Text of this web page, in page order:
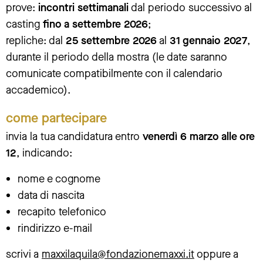
prove: incontri settimanalidal periodo successivo al
casting fino a settembre 2026;
repliche: dal 25 settembre 2026al 31 gennaio 2027,
durante il periodo della mostra (le date saranno
comunicate compatibilmente con il calendario
accademico).
come partecipare
invia la tua candidatura entro venerdì 6 marzo alle ore
12, indicando:
nome e cognome
data di nascita
recapito telefonico
rindirizzo e-mail
scrivi a maxxilaquila@fondazionemaxxi.itoppure a